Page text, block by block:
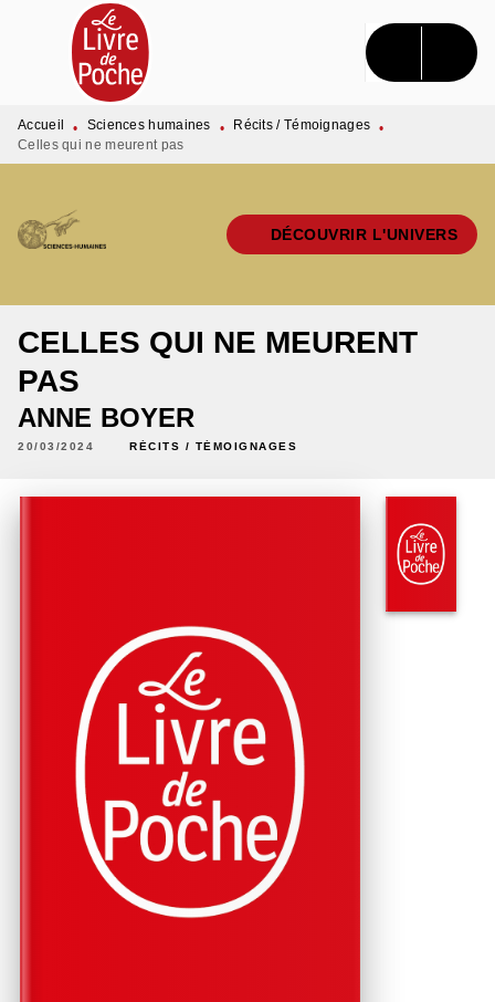
MENU RECHERCHE CONTENU
PIED DE PAGE
Accueil • Sciences humaines • Récits / Témoignages •
Celles qui ne meurent pas
DÉCOUVRIR L'UNIVERS
CELLES QUI NE MEURENT
PAS
ANNE BOYER
20/03/2024 RÉCITS / TÉMOIGNAGES